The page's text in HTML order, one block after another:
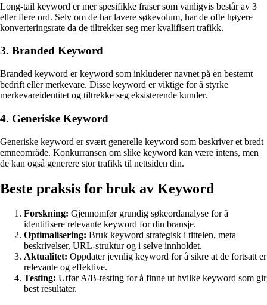
Long-tail keyword er mer spesifikke fraser som vanligvis består av 3
eller flere ord. Selv om de har lavere søkevolum, har de ofte høyere
konverteringsrate da de tiltrekker seg mer kvalifisert trafikk.
3. Branded Keyword
Branded keyword er keyword som inkluderer navnet på en bestemt
bedrift eller merkevare. Disse keyword er viktige for å styrke
merkevareidentitet og tiltrekke seg eksisterende kunder.
4. Generiske Keyword
Generiske keyword er svært generelle keyword som beskriver et bredt
emneområde. Konkurransen om slike keyword kan være intens, men
de kan også generere stor trafikk til nettsiden din.
Beste praksis for bruk av Keyword
Forskning: Gjennomfør grundig søkeordanalyse for å
identifisere relevante keyword for din bransje.
Optimalisering: Bruk keyword strategisk i tittelen, meta
beskrivelser, URL-struktur og i selve innholdet.
Aktualitet: Oppdater jevnlig keyword for å sikre at de fortsatt er
relevante og effektive.
Testing: Utfør A/B-testing for å finne ut hvilke keyword som gir
best resultater.